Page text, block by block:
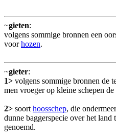
~gieten:
volgens sommige bronnen een
voorhozen.
~gieter:
1> volgens sommige bronnen de
men vroeger op kleine schepen de
2> soorthoosschep, die
dunne baggerspecie over het land
genoemd.